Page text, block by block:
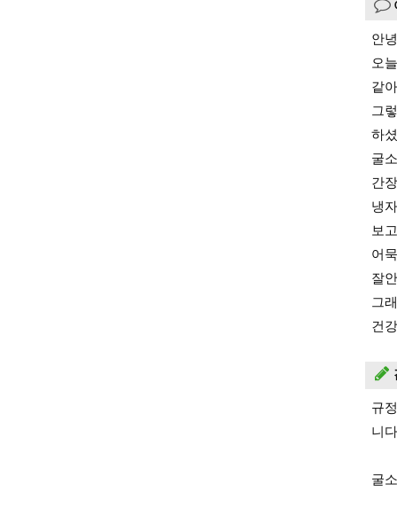
안
오
같
그
하
굴
간
냉
보
어
잘
그
건
규
니
굴